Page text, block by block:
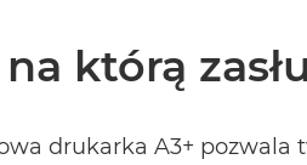
którą
drukarka A3+